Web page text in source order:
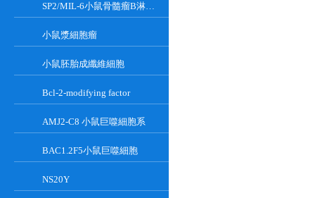
SP2/MIL-6小鼠骨髓瘤B淋巴懸浮細胞系
小鼠漿細胞瘤
小鼠胚胎成纖維細胞
Bcl-2-modifying factor
AMJ2-C8 小鼠巨噬細胞系
BAC1.2F5小鼠巨噬細胞
NS20Y